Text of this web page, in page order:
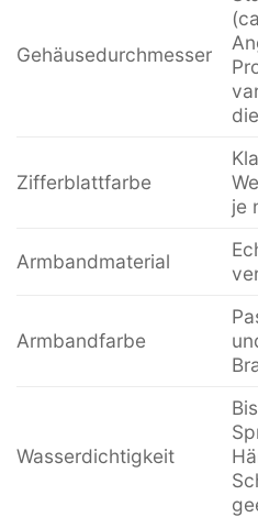
Gehäusedurchmesser
Zifferblattfarbe
je
Armbandmaterial
Armbandfarbe
Wasserdichtigkeit